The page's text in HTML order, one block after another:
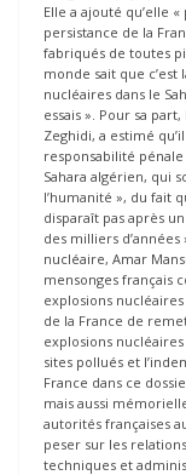
Elle a ajouté qu’elle
persistance de la
fabriqués de toutes
monde sait que
nucléaires dans le
essais ». Pour sa
Zeghidi, a estimé
responsabilité
Sahara algérien, qui
l’humanité », du fait
disparaît pas après
des milliers
nucléaire, Amar
mensonges français
explosions
de la France de
explosions
sites pollués et
France dans ce
mais aussi
autorités françaises
peser sur les
techniques et